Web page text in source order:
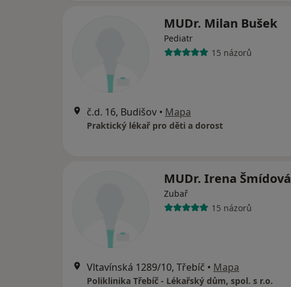
MUDr. Milan Bušek
Pediatr
15 názorů
č.d. 16, Budišov • Mapa
Praktický lékař pro děti a dorost
MUDr. Irena Šmídová
Zubař
15 názorů
Vltavínská 1289/10, Třebíč • Mapa
Poliklinika Třebíč - Lékařský dům, spol. s r.o.